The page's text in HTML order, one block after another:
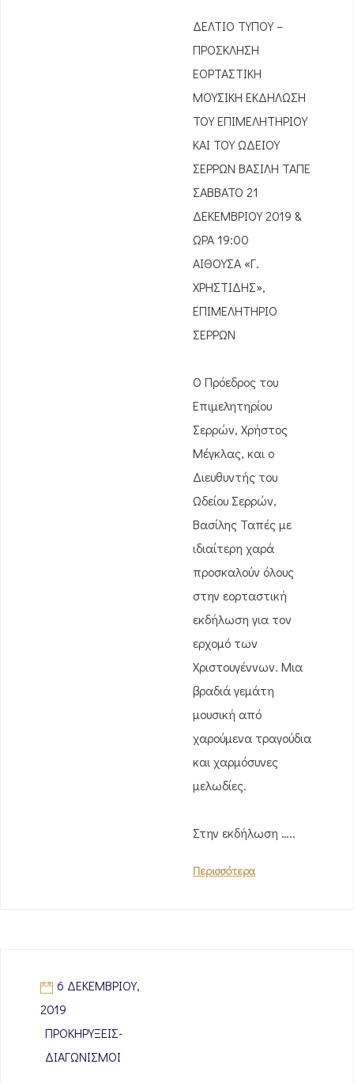
ΔΕΛΤΙΟ ΤΥΠΟΥ –
ΠΡΟΣΚΛΗΣΗ
ΕΟΡΤΑΣΤΙΚΗ
ΜΟΥΣΙΚΗ ΕΚΔΗΛΩΣΗ
ΤΟΥ ΕΠΙΜΕΛΗΤΗΡΙΟΥ
ΚΑΙ ΤΟΥ ΩΔΕΙΟΥ
ΣΕΡΡΩΝ ΒΑΣΙΛΗ ΤΑΠΕ
ΣΑΒΒΑΤΟ 21
ΔΕΚΕΜΒΡΙΟΥ 2019 &
ΩΡΑ 19:00
ΑΙΘΟΥΣΑ «Γ.
ΧΡΗΣΤΙΔΗΣ»,
ΕΠΙΜΕΛΗΤΗΡΙΟ
ΣΕΡΡΩΝ
Ο Πρόεδρος του
Επιμελητηρίου
Σερρών, Χρήστος
Μέγκλας, και ο
Διευθυντής του
Ωδείου Σερρών,
Βασίλης Ταπές με
ιδιαίτερη χαρά
προσκαλούν όλους
στην εορταστική
εκδήλωση για τον
ερχομό των
Χριστουγέννων. Μια
βραδιά γεμάτη
μουσική από
χαρούμενα τραγούδια
και χαρμόσυνες
μελωδίες.
Στην εκδήλωση …..
Περισσότερα
6 ΔΕΚΕΜΒΡΊΟΥ,
2019
ΠΡΟΚΗΡΎΞΕΙΣ-
ΔΙΑΓΩΝΙΣΜΟΊ